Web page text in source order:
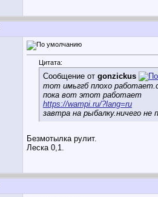
Цитата:
Сообщение от gonzickus
тот имьггб плохо
пока вот этот работает
https://wampi.ru/?lang=ru
завтра на рыбалку.ничего
Безмотылка рулит.
Леска 0,1.